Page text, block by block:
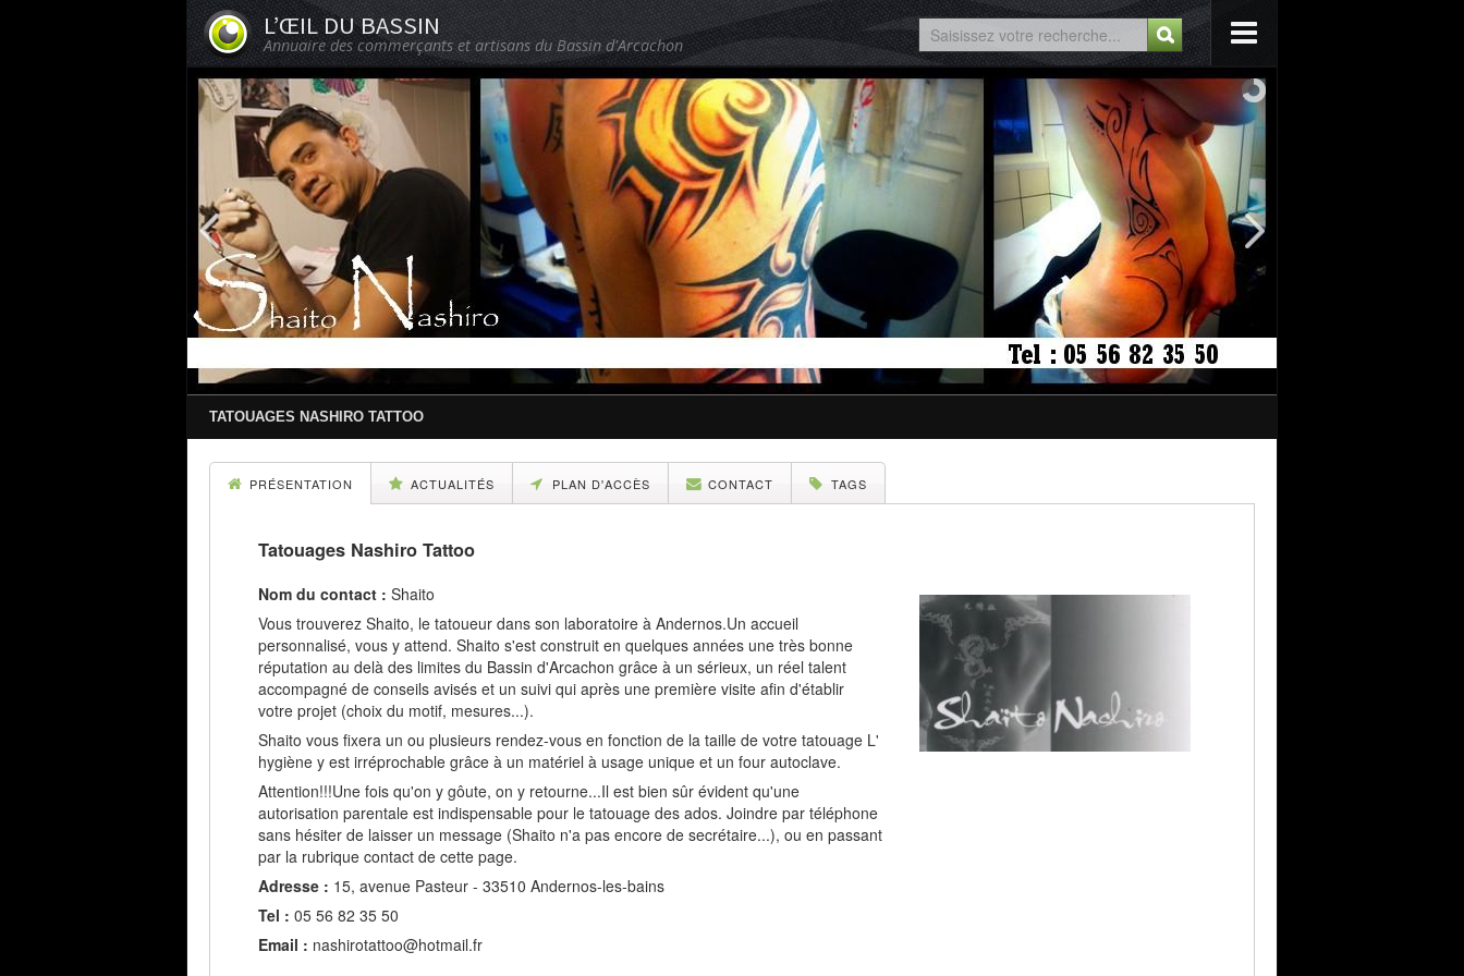
L’ŒIL DU BASSIN
Annuaire des commerçants et artisans du Bassin d'Arcachon
TATOUAGES NASHIRO TATTOO
PRÉSENTATION ACTUALITÉS PLAN D'ACCÈS CONTACT TAGS
Tatouages Nashiro Tattoo
Nom du contact : Shaito
Vous trouverez Shaito, le tatoueur dans son laboratoire à Andernos.Un accueil
personnalisé, vous y attend. Shaito s'est construit en quelques années une très bonne
réputation au delà des limites du Bassin d'Arcachon grâce à un sérieux, un réel talent
accompagné de conseils avisés et un suivi qui après une première visite afin d'établir
votre projet (choix du motif, mesures...).
Shaito vous fixera un ou plusieurs rendez-vous en fonction de la taille de votre tatouage L'
hygiène y est irréprochable grâce à un matériel à usage unique et un four autoclave.
Attention!!!Une fois qu'on y gôute, on y retourne...Il est bien sûr évident qu'une
autorisation parentale est indispensable pour le tatouage des ados. Joindre par téléphone
sans hésiter de laisser un message (Shaito n'a pas encore de secrétaire...), ou en passant
par la rubrique contact de cette page.
Adresse : 15, avenue Pasteur - 33510 Andernos-les-bains
Tel : 05 56 82 35 50
Email : nashirotattoo@hotmail.fr